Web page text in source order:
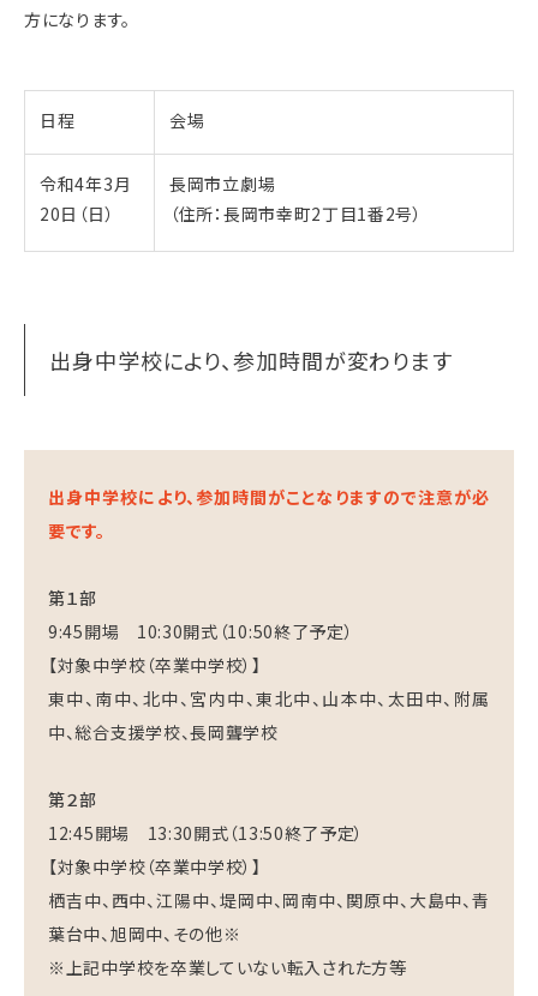
方になります。
日程 会場
令和4年3月
20日（日）
長岡市立劇場
（住所：長岡市幸町2丁目1番2号）
出身中学校により、参加時間が変わります
出身中学校により、参加時間がことなりますので注意が必
要です。
第１部
9:45開場 10:30開式（10:50終了予定）
【対象中学校（卒業中学校）】
東中、南中、北中、宮内中、東北中、山本中、太田中、附属
中、総合支援学校、長岡聾学校
第２部
12:45開場 13:30開式（13:50終了予定）
【対象中学校（卒業中学校）】
栖吉中、西中、江陽中、堤岡中、岡南中、関原中、大島中、青
葉台中、旭岡中、その他※
※上記中学校を卒業していない転入された方等